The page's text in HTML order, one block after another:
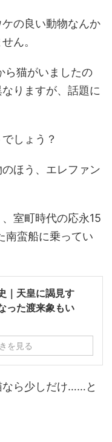
の良い動物なんか
ん。
ら猫がいましたの
りますが、話題に
しょう？
ほう、エレファン
室町時代の応永15
南蛮船に乗ってい
｜天皇に謁見す
った渡来象もい
を見る
なら少しだけ……と